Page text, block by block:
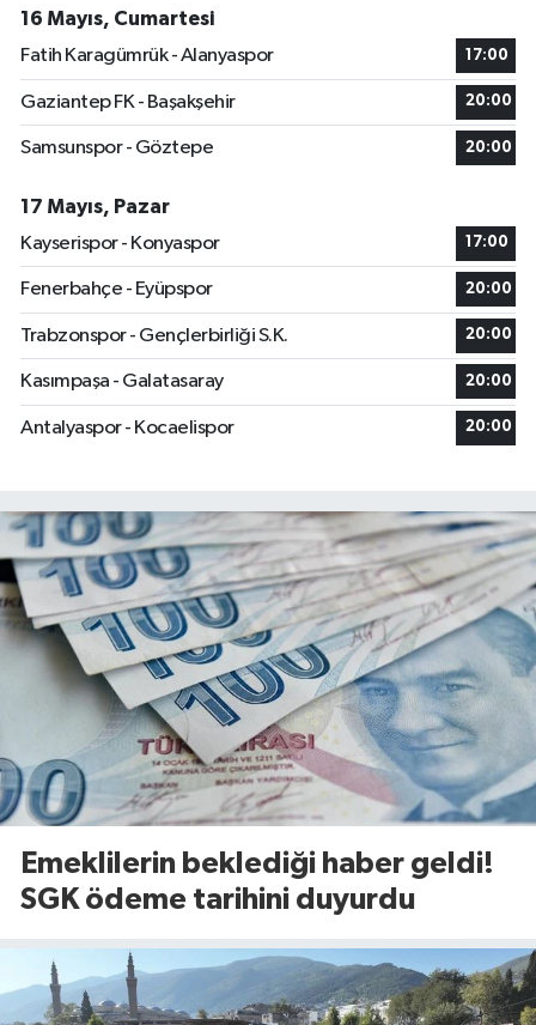
16 Mayıs, Cumartesi
Fatih Karagümrük - Alanyaspor
17:00
Gaziantep FK - Başakşehir 20:00
Samsunspor - Göztepe 20:00
17 Mayıs, Pazar
Kayserispor - Konyaspor
17:00
Fenerbahçe - Eyüpspor 20:00
Trabzonspor - Gençlerbirliği S.K. 20:00
Kasımpaşa - Galatasaray 20:00
Antalyaspor - Kocaelispor 20:00
Emeklilerin beklediği haber geldi!
SGK ödeme tarihini duyurdu